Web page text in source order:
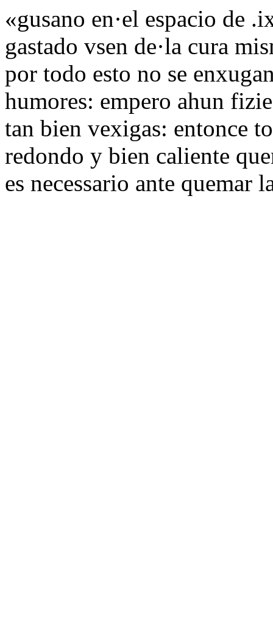
«gusano en·el espacio de
gastado vsen de·la cura
por todo esto no se
humores: empero ahun
tan bien vexigas: entonce
redondo y bien caliente
es necessario ante quemar